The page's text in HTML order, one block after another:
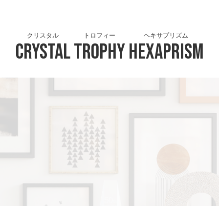
Crystal
クリスタル
Trophy
トロフィー
Hexaprism
ヘキサプリズム